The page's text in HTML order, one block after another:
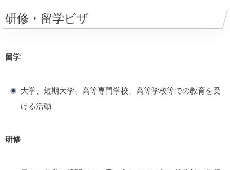
研修・留学ビザ
留学
大学、短期大学、高等専門学校、高等学校等での教育を受
ける活動
研修